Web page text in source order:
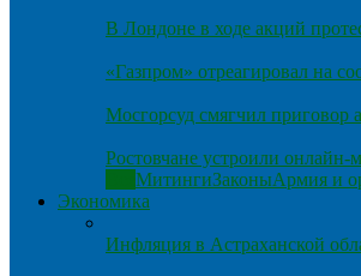
В Лондоне в ходе акций
«Газпром» отреагировал на
Мосгорсуд смягчил приговор
Ростовчане устроили
МитингиЗаконыАрмия и
Экономика
Инфляция в Астраханской